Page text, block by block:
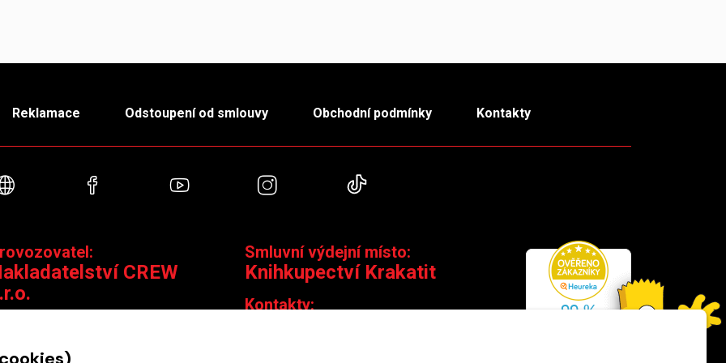
Reklamace Odstoupení od smlouvy Obchodní podmínky Kontakty
Webové stránkyFacebookYouTube Instagram
CREW
Čáslavská 15/1793, 130 00 Praha 3
Smluvní výdejní místo:
Knihkupectví Krakatit
Kontakty: